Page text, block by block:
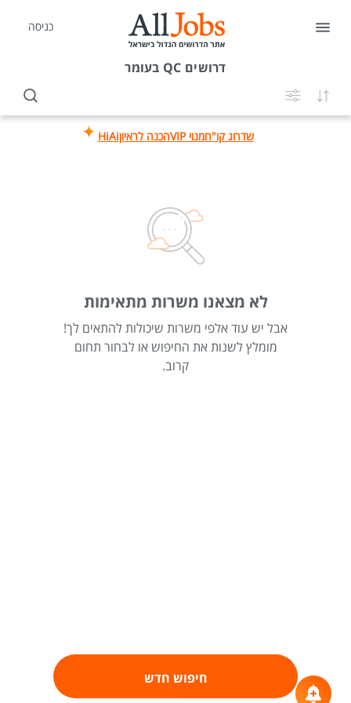
כניסה
דרושים QC בעומר
שדרוג קו"חמנוי VIP הכנה לראיוןHiAi
לא מצאנו משרות מתאימות
אבל יש עוד אלפי משרות שיכולות להתאים לך!
מומלץ לשנות את החיפוש או לבחור תחום
קרוב.
חיפוש חדש